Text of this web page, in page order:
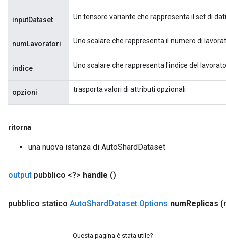
inputDataset Un tensore variante che rappresenta il set di
numLavoratori Uno scalare che rappresenta il numero di
indice Uno scalare che rappresenta l'indice del
opzioni trasporta valori di attributi opzionali
ritorna
una nuova istanza di AutoShardDataset
output pubblico <?> handle ()
pubblico statico AutoShardDataset.Options numReplicas
Questa pagina è stata utile?